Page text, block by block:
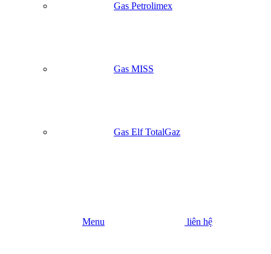
Gas Petrolimex
Gas MISS
Gas Elf TotalGaz
Menu liên hệ